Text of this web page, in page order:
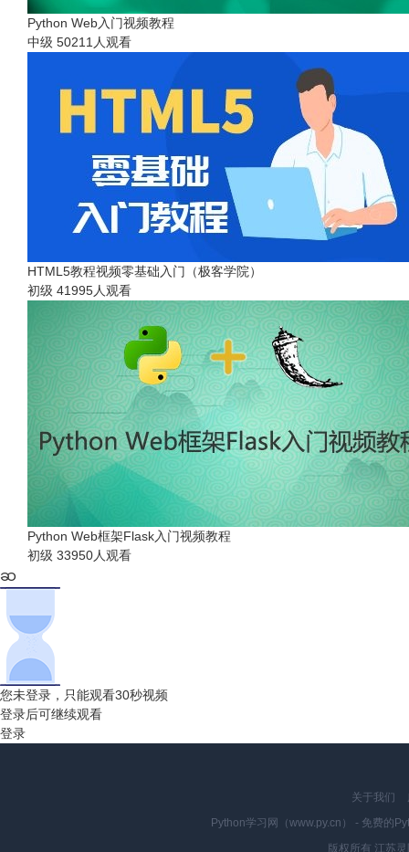
Python Web入门视频教程
中级 50211人观看
HTML5教程视频零基础入门（极客学院）
初级 41995人观看
Python Web框架Flask入门视频教程
初级 33950人观看
您未登录，只能观看30秒视频
登录后可继续观看
登录
关于我们
Python学习网（www.py.cn） - 免费的
版权所有 江苏